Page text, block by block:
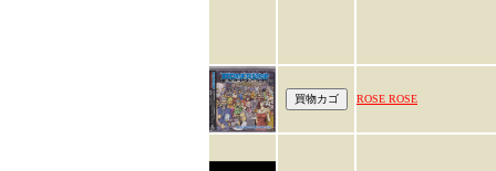
ROSE ROSE